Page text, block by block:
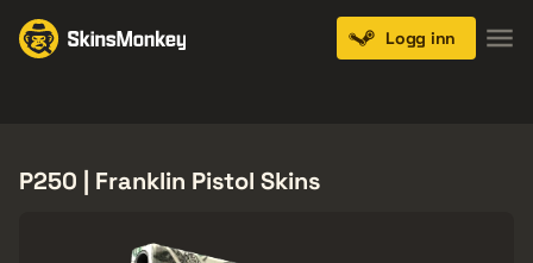
Logg inn
P250 | Franklin Pistol Skins